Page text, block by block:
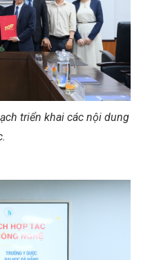
triển khai các nội dung